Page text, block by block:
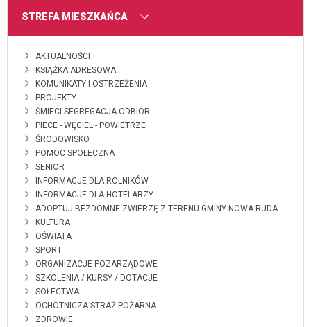
MENU
STREFA MIESZKAŃCA
AKTUALNOŚCI
KSIĄŻKA ADRESOWA
KOMUNIKATY I OSTRZEŻENIA
PROJEKTY
ŚMIECI-SEGREGACJA-ODBIÓR
PIECE - WĘGIEL - POWIETRZE
ŚRODOWISKO
POMOC SPOŁECZNA
SENIOR
INFORMACJE DLA ROLNIKÓW
INFORMACJE DLA HOTELARZY
ADOPTUJ BEZDOMNE ZWIERZĘ Z TERENU GMINY NOWA RUDA
KULTURA
OŚWIATA
SPORT
ORGANIZACJE POZARZĄDOWE
SZKOLENIA / KURSY / DOTACJE
SOŁECTWA
OCHOTNICZA STRAŻ POŻARNA
ZDROWIE